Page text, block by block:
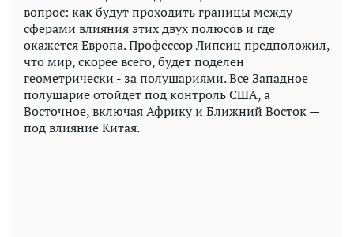
вопрос: как будут проходить границы между
сферами влияния этих двух полюсов и где
окажется Европа. Профессор Липсиц предположил,
что мир, скорее всего, будет поделен
геометрически - за полушариями. Все Западное
полушарие отойдет под контроль США, а
Восточное, включая Африку и Ближний Восток —
под влияние Китая.